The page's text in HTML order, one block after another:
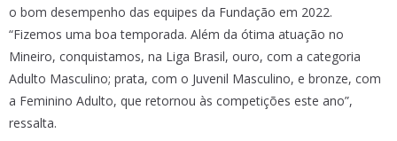
o bom desempenho das equipes da Fundação em 2022.
“Fizemos uma boa temporada. Além da ótima atuação no
Mineiro, conquistamos, na Liga Brasil, ouro, com a categoria
Adulto Masculino; prata, com o Juvenil Masculino, e bronze, com
a Feminino Adulto, que retornou às competições este ano”,
ressalta.